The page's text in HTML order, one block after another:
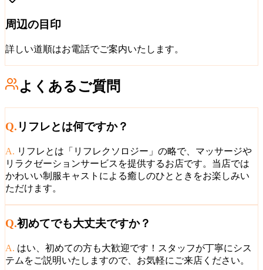
周辺の目印
詳しい道順はお電話でご案内いたします。
よくあるご質問
Q. リフレとは何ですか？
A. リフレとは「リフレクソロジー」の略で、マッサージや
リラクゼーションサービスを提供するお店です。当店では
かわいい制服キャストによる癒しのひとときをお楽しみい
ただけます。
Q.初めてでも大丈夫ですか？
A. はい、初めての方も大歓迎です！スタッフが丁寧にシス
テムをご説明いたしますので、お気軽にご来店ください。